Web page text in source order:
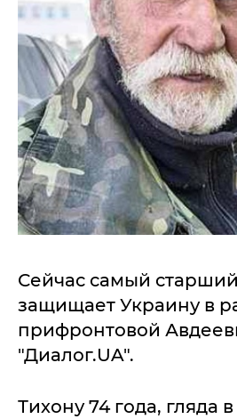
Сейчас самый
защищает Украину в
прифронтовой
"Диалог.UA".
Тихону 74 года, гляда